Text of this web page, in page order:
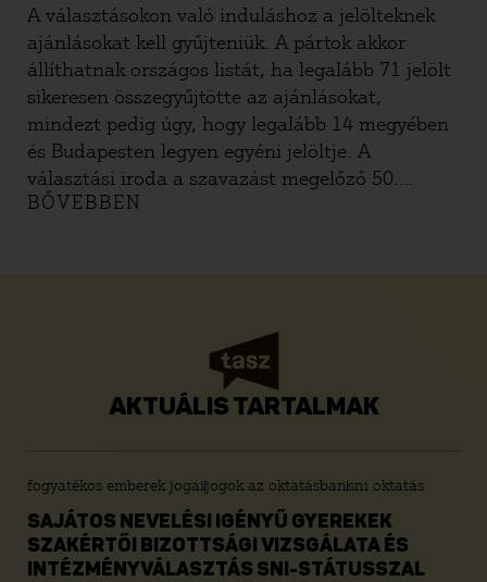
A választásokon való induláshoz a jelölteknek
ajánlásokat kell gyűjteniük. A pártok akkor
állíthatnak országos listát, ha legalább 71 jelölt
sikeresen összegyűjtötte az ajánlásokat,
mindezt pedig úgy, hogy legalább 14 megyében
és Budapesten legyen egyéni jelöltje. A
választási iroda a szavazást megelőző 50.
naptól (azaz 2026. február 21.), tehát a
BŐVEBBEN
AKTUÁLIS TARTALMAK
fogyatékos emberek jogaijogok az oktatásbansni oktatás
SAJÁTOS NEVELÉSI IGÉNYŰ GYEREKEK
SZAKÉRTŐI BIZOTTSÁGI VIZSGÁLATA ÉS
INTÉZMÉNYVÁLASZTÁS SNI-STÁTUSSZAL